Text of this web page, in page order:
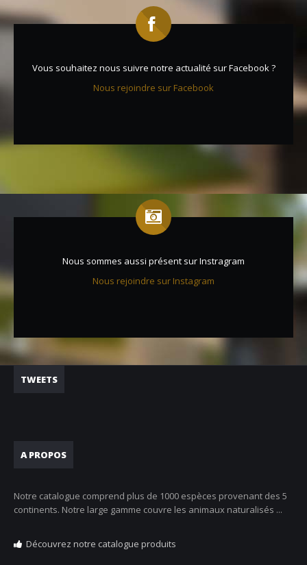
Vous souhaitez nous suivre notre actualité sur Facebook ?
Nous rejoindre sur Facebook
Nous sommes aussi présent sur Instragram
Nous rejoindre sur Instagram
TWEETS
A PROPOS
Notre catalogue comprend plus de 1000 espèces provenant des 5
continents. Notre large gamme couvre les animaux naturalisés ...
Découvrez notre catalogue produits